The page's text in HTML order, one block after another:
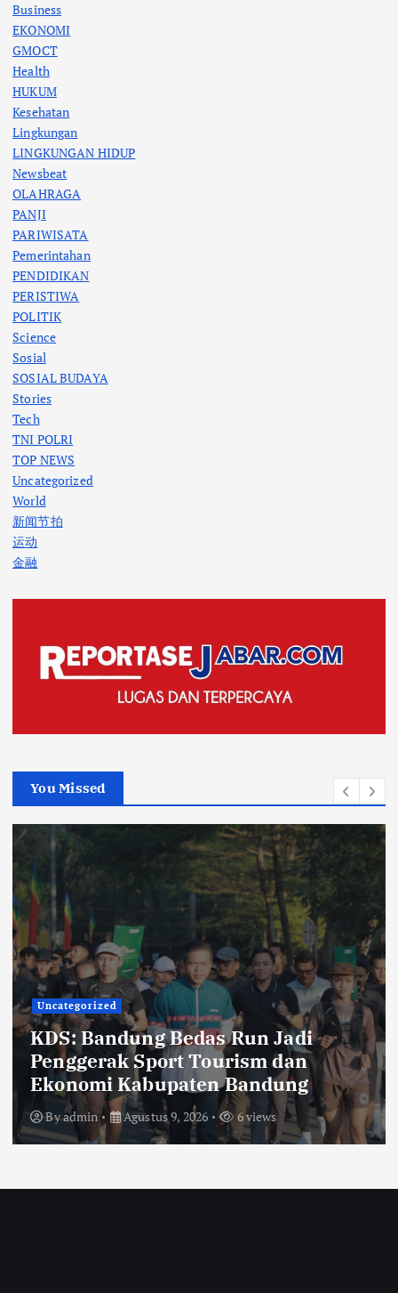
Business
EKONOMI
GMOCT
Health
HUKUM
Kesehatan
Lingkungan
LINGKUNGAN HIDUP
Newsbeat
OLAHRAGA
PANJI
PARIWISATA
Pemerintahan
PENDIDIKAN
PERISTIWA
POLITIK
Science
Sosial
SOSIAL BUDAYA
Stories
Tech
TNI POLRI
TOP NEWS
Uncategorized
World
新闻节拍
运动
金融
You Missed
Lingkungan Pemerintahan TNI POLRI
KRYD Gabungan Digelar di
Kabupaten Bandung, Ali Syakieb:
Cegah Begal dan Bersihkan Miras
Byadmin Agustus 9, 2026 8 views